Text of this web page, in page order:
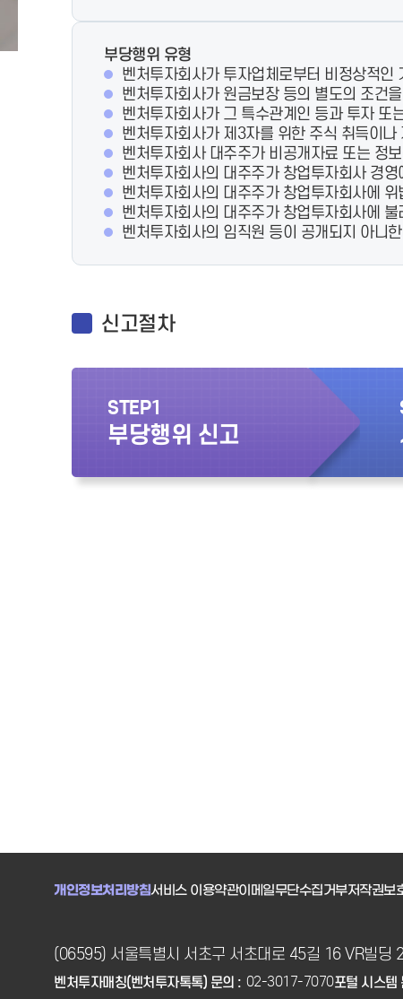
부당행위 유형
벤처투자회사가 투자업체로부터 비정상적인
벤처투자회사가 원금보장 등의 별도의 조건
벤처투자회사가 그 특수관계인 등과 투자 또
벤처투자회사가 제3자를 위한 주식 취득이나
벤처투자회사 대주주가 비공개자료 또는 정
벤처투자회사의 대주주가 창업투자회사 경
벤처투자회사의 대주주가 창업투자회사에
벤처투자회사의 대주주가 창업투자회사에
벤처투자회사의 임직원 등이 공개되지 아니
신고절차
STEP1
부당행위 신고
개인정보처리방침서비스 이용약관이메일무단수집거부저작권보
(06595) 서울특별시 서초구 서초대로 45길 16 VR빌딩
벤처투자매칭(벤처투자톡톡) 문의 : 02-3017-7070포털 시스템